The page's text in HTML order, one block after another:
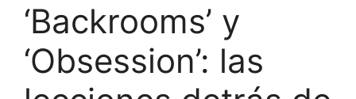
‘Backrooms’ y
‘Obsession’: las